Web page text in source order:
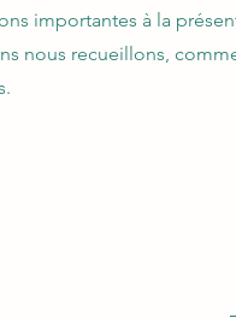
importantes à la
nous recueillons,